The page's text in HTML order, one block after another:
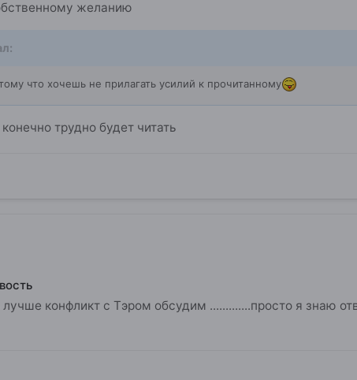
желанию
что хочешь не прилагать усилий к прочитанному
трудно будет читать
конфликт с Тэром обсудим .............просто я знаю